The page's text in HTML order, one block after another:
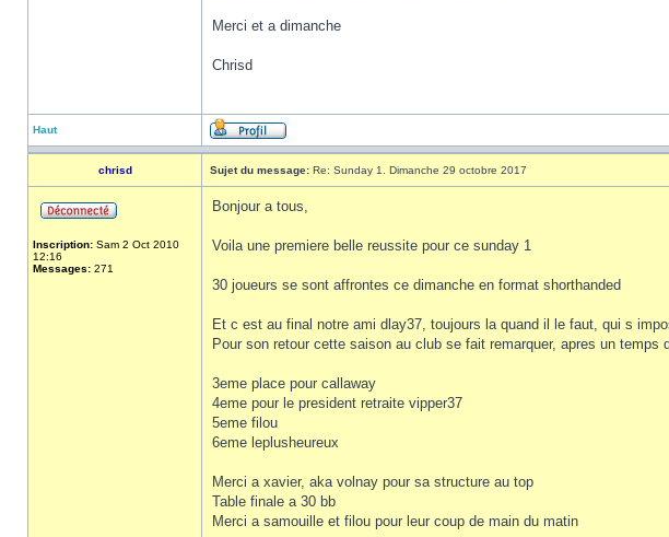
Merci et a dimanche
Chrisd
Haut
chrisd Sujet du message: Re: Sunday 1. Dimanche 29 octobre 2017
Inscription: Sam 2 Oct 2010
12:16
Messages: 271
Bonjour a tous,
Voila une premiere belle reussite pour ce sunday 1
30 joueurs se sont affrontes ce dimanche en format shorthanded
Et c est au final notre ami dlay37, toujours la quand il le faut, qui s
Pour son retour cette saison au club se fait remarquer, apres un
3eme place pour callaway
4eme pour le president retraite vipper37
5eme filou
6eme leplusheureux
Merci a xavier, aka volnay pour sa structure au top
Table finale a 30 bb
Merci a samouille et filou pour leur coup de main du matin